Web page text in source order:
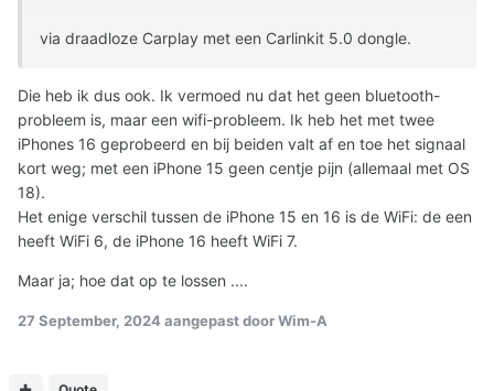
via draadloze Carplay met een Carlinkit 5.0 dongle.
Die heb ik dus ook. Ik vermoed nu dat het geen bluetooth-
probleem is, maar een wifi-probleem. Ik heb het met twee
iPhones 16 geprobeerd en bij beiden valt af en toe het signaal
kort weg; met een iPhone 15 geen centje pijn (allemaal met OS
18).
Het enige verschil tussen de iPhone 15 en 16 is de WiFi: de een
heeft WiFi 6, de iPhone 16 heeft WiFi 7.
Maar ja; hoe dat op te lossen ....
27 September, 2024aangepast door Wim-A